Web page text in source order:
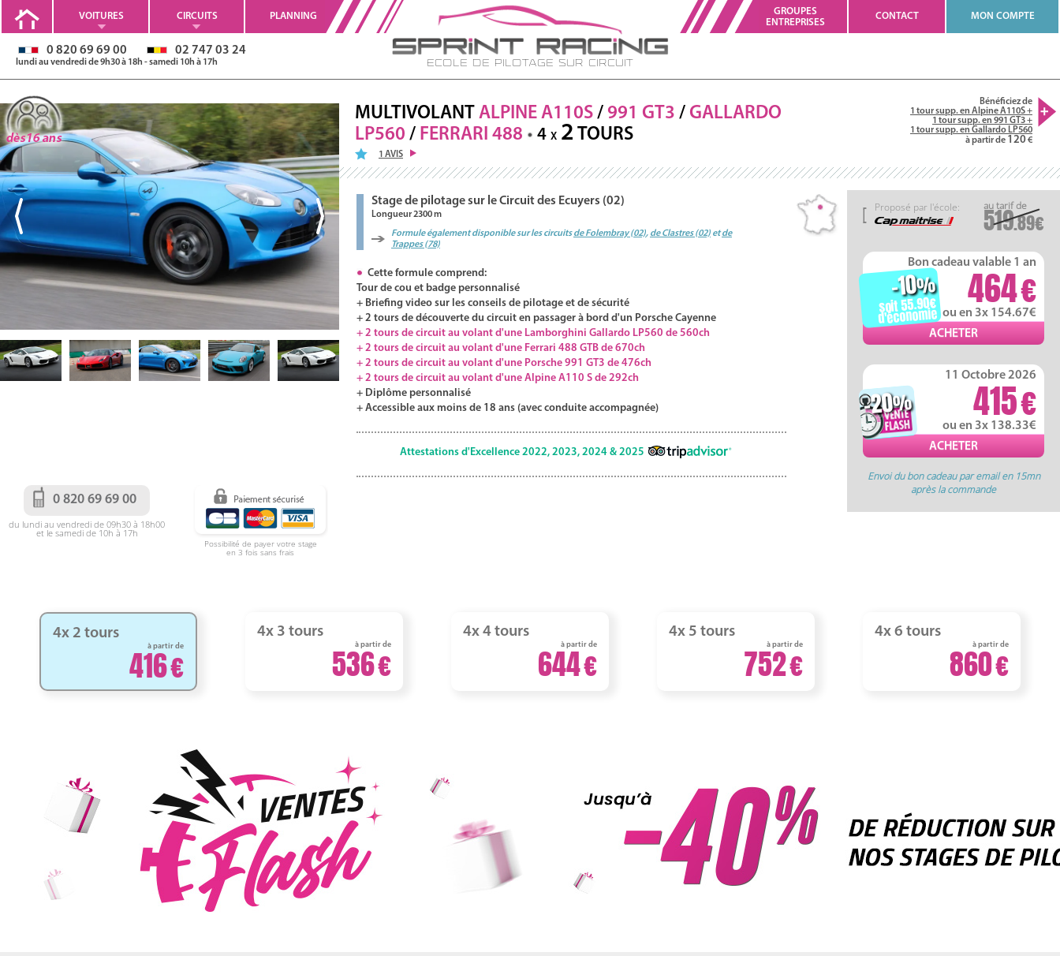
Ecole de Pilotage sur Circuit
VOITURES CIRCUITS PLANNING
GROUPES
ENTREPRISES
CONTACT MON COMPTE
0 820 69 69 00 02 747 03 24
lundi au vendredi de 9h30 à 18h - samedi 10h à 17h
Bénéficiez de
1 tour supp. en Alpine A110S +
1 tour supp. en 991 GT3 +
1 tour supp. en Gallardo LP560
à partir de 120
MULTIVOLANT ALPINE A110S / 991 GT3 / GALLARDO
LP560 / FERRARI 488 4 X 2 TOURS
1 AVIS
519.89
Proposé par l'école:
Bon cadeau valable 1 an
464
ou en 3x 154.67
-10%
soit 55.90
d'économie
11 Octobre 2026
415
ou en 3x 138.33
-20%
Envoi du bon cadeau par email en 15mn
après la commande
Stage de pilotage sur le Circuit des Ecuyers (02)
Longueur 2300 m
Formule également disponible sur les circuitsde Folembray (02), de Clastres (02) etde
Trappes (78)
Cette formule comprend:
Tour de cou et badge personnalisé
+ Briefing video sur les conseils de pilotage et de sécurité
+ 2 tours de découverte du circuit en passager à bord d'un Porsche Cayenne
+ 2 tours de circuit au volant d'une Lamborghini Gallardo LP560 de 560ch
+ 2 tours de circuit au volant d'une Ferrari 488 GTB de 670ch
+ 2 tours de circuit au volant d'une Porsche 991 GT3 de 476ch
+ 2 tours de circuit au volant d'une Alpine A110 S de 292ch
+ Diplôme personnalisé
+ Accessible aux moins de 18 ans (avec conduite accompagnée)
Attestations d'Excellence 2022, 2023, 2024 & 2025
0 820 69 69 00
du lundi au vendredi de 09h30 à 18h00
et le samedi de 10h à 17h
Possibilité de payer votre stage
en 3 fois sans frais
4x 2 tours
à partir de
416
4x 3 tours
à partir de
536
4x 4 tours
à partir de
644
4x 5 tours
à partir de
752
4x 6 tours
à partir de
860